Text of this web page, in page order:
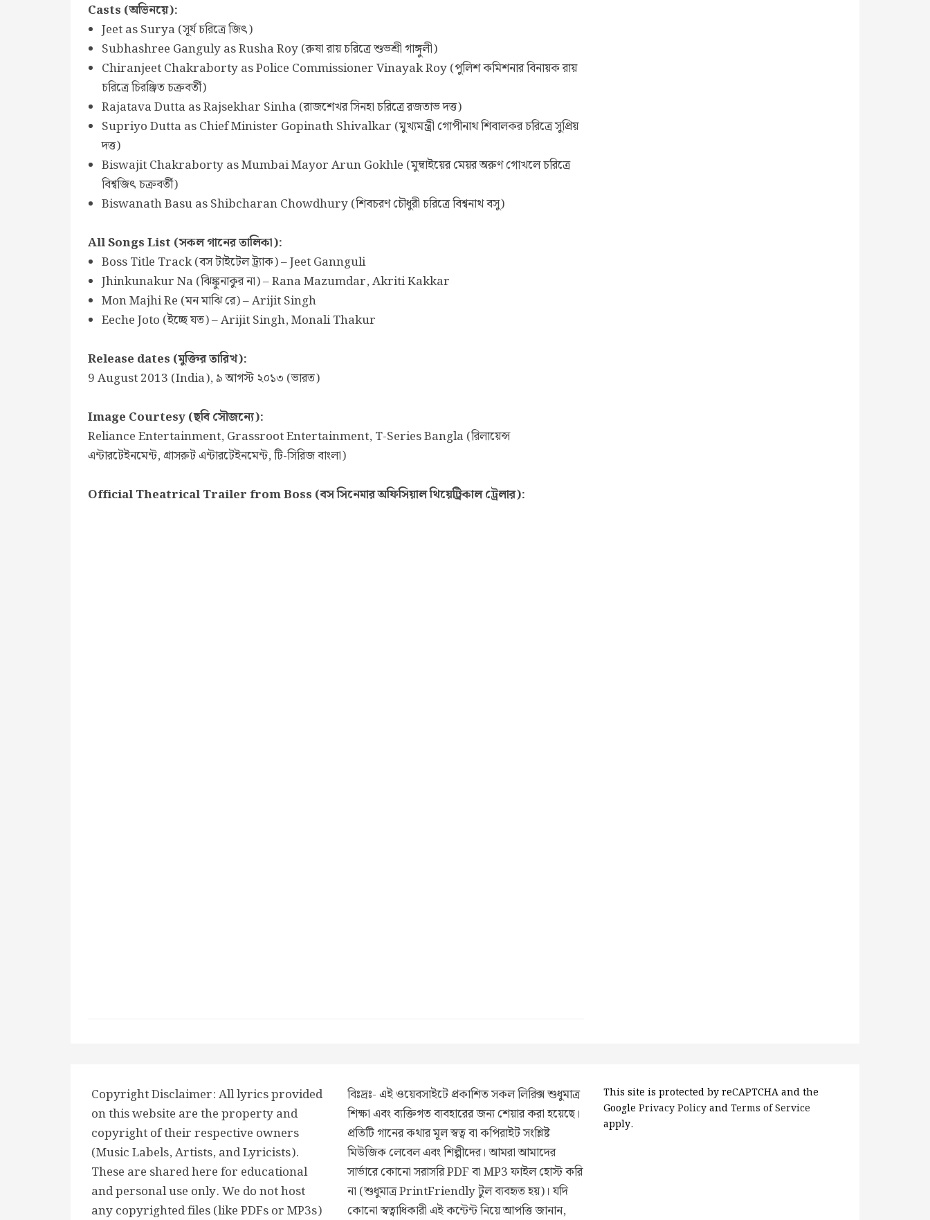
Casts (অভিনয়ে):
Jeet as Surya (সূর্য চরিত্রে জিৎ)
Subhashree Ganguly as Rusha Roy (রুষা রায় চরিত্রে শুভশ্রী গাঙ্গুলী)
Chiranjeet Chakraborty as Police Commissioner Vinayak Roy (পুলিশ কমিশনার বিনায়ক রায়
চরিত্রে চিরঞ্জিত চক্রবর্তী)
Rajatava Dutta as Rajsekhar Sinha (রাজশেখর সিনহা চরিত্রে রজতাভ দত্ত)
Supriyo Dutta as Chief Minister Gopinath Shivalkar (মুখ্যমন্ত্রী গোপীনাথ শিবালকর চরিত্রে সুপ্রিয়
দত্ত)
Biswajit Chakraborty as Mumbai Mayor Arun Gokhle (মুম্বাইয়ের মেয়র অরুণ গোখলে চরিত্রে
বিশ্বজিৎ চক্রবর্তী)
Biswanath Basu as Shibcharan Chowdhury (শিবচরণ চৌধুরী চরিত্রে বিশ্বনাথ বসু)
All Songs List (সকল গানের তালিকা):
Boss Title Track (বস টাইটেল ট্র্যাক) – Jeet Gannguli
Jhinkunakur Na (ঝিঙ্কুনাকুর না) – Rana Mazumdar, Akriti Kakkar
Mon Majhi Re (মন মাঝি রে) – Arijit Singh
Eeche Joto (ইচ্ছে যত) – Arijit Singh, Monali Thakur
Release dates (মুক্তির তারিখ):
9 August 2013 (India), ৯ আগস্ট ২০১৩ (ভারত)
Image Courtesy (ছবি সৌজন্যে):
Reliance Entertainment, Grassroot Entertainment, T-Series Bangla (রিলায়েন্স
এন্টারটেইনমেন্ট, গ্রাসরুট এন্টারটেইনমেন্ট, টি-সিরিজ বাংলা)
Official Theatrical Trailer from Boss (বস সিনেমার অফিসিয়াল থিয়েট্রিকাল ট্রেলার):
Copyright Disclaimer: All lyrics provided
on this website are the property and
copyright of their respective owners
(Music Labels, Artists, and Lyricists).
These are shared here for educational
and personal use only. We do not host
any copyrighted files (like PDFs or MP3s)
বিঃদ্রঃ- এই ওয়েবসাইটে প্রকাশিত সকল লিরিক্স শুধুমাত্র
শিক্ষা এবং ব্যক্তিগত ব্যবহারের জন্য শেয়ার করা হয়েছে।
প্রতিটি গানের কথার মূল স্বত্ব বা কপিরাইট সংশ্লিষ্ট
মিউজিক লেবেল এবং শিল্পীদের। আমরা আমাদের
সার্ভারে কোনো সরাসরি PDF বা MP3 ফাইল হোস্ট করি
না (শুধুমাত্র PrintFriendly টুল ব্যবহৃত হয়)। যদি
কোনো স্বত্বাধিকারী এই কন্টেন্ট নিয়ে আপত্তি জানান,
This site is protected by reCAPTCHA and the
Google Privacy PolicyandTerms of Service
apply.